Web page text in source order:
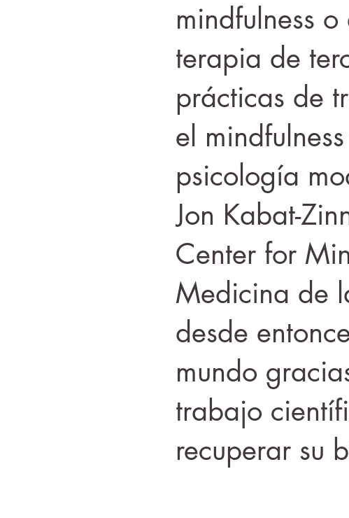
mindfulness
terapia de
prácticas de
el
psicología
Jon Kabat-
Center for
Medicina de
desde
mundo
trabajo
recuperar su